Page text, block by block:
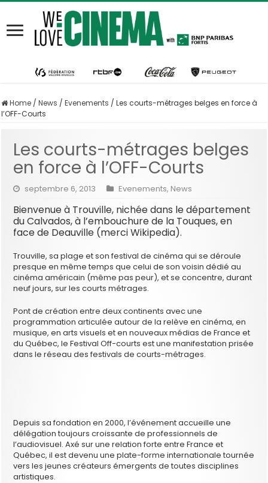
Home / News / Evenements / Les courts-métrages belges en force à
l’OFF-Courts
Les courts-métrages belges
en force à l’OFF-Courts
septembre 6, 2013 Evenements, News
Bienvenue à Trouville, nichée dans le département
du Calvados, à l’embouchure de la Touques, en
face de Deauville (merci Wikipedia).
Trouville, sa plage et son festival de cinéma qui se déroule
presque en même temps que celui de son voisin dédié au
cinéma américain (même pas peur), et se concentre, durant
neuf jours, sur les courts métrages.
Pont de création entre deux continents avec une
programmation articulée autour de la relève en cinéma, en
musique, en arts visuels et en nouveaux médias de France et
du Québec, le Festival Off-courts est une manifestation prisée
dans le réseau des festivals de courts-métrages.
Depuis sa fondation en 2000, l’événement accueille une
délégation toujours croissante de professionnels de
l’audiovisuel. Axé sur une relation forte entre France et
Québec, il est devenu une plate-forme internationale tournée
vers les jeunes créateurs émergents de toutes disciplines
artistiques.